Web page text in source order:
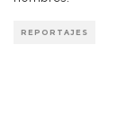
REPORTAJES